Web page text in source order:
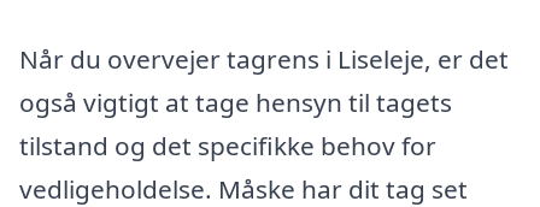
Når du overvejer tagrens i Liseleje, er det
også vigtigt at tage hensyn til tagets
tilstand og det specifikke behov for
vedligeholdelse. Måske har dit tag set